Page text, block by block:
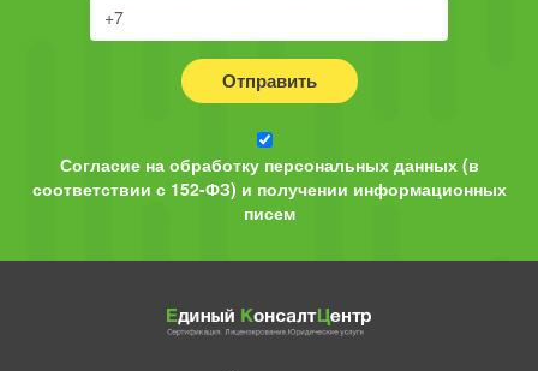
Отправить
Согласие на обработку персональных данных (в
соответствии с 152-ФЗ) и получении информационных
писем